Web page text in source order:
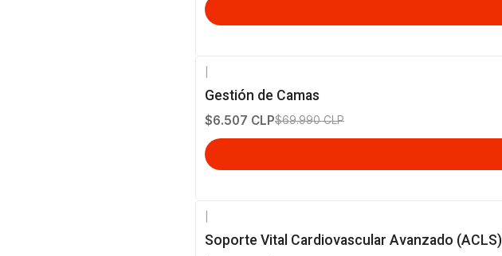
-91% OFF
Gestión de Camas
$6.507 CLP$69.990 CLP
Soporte Vital Cardiovascular Avanzado (ACLS)